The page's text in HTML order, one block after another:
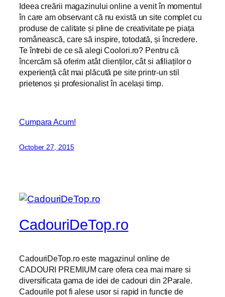
Ideea creării magazinului online a venit în momentul
în care am observant că nu există un site complet cu
produse de calitate și pline de creativitate pe piața
românească, care să inspire, totodată, și încredere.
Te întrebi de ce să alegi Coolori.ro? Pentru că
încercăm să oferim atât clienților, cât si afiliaților o
experiență cât mai plăcută pe site printr-un stil
prietenos și profesionalist în același timp.
Cumpara Acum!
October 27, 2015
CadouriDeTop.ro
CadouriDeTop.ro este magazinul online de
CADOURI PREMIUM care ofera cea mai mare si
diversificata gama de idei de cadouri din 2Parale.
Cadourile pot fi alese usor si rapid in functie de